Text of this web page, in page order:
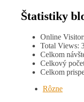
Štatistiky
Online
Total Views:
Celkom
Celkový
Celkom
Rôzne